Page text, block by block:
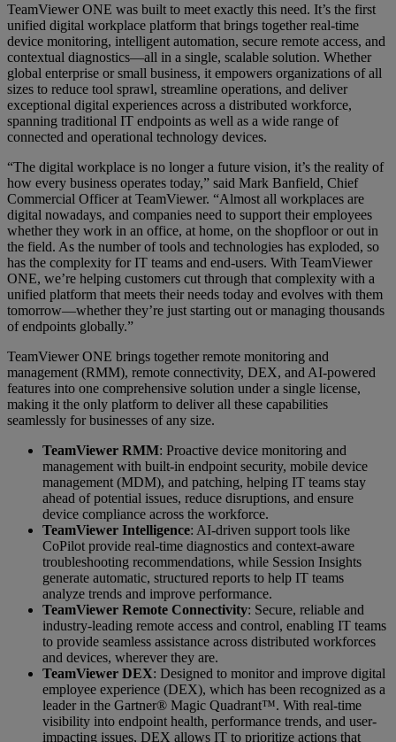
TeamViewer ONE was built to meet exactly this need. It’s the first
unified digital workplace platform that brings together real-time
device monitoring, intelligent automation, secure remote access, and
contextual diagnostics—all in a single, scalable solution. Whether
global enterprise or small business, it empowers organizations of all
sizes to reduce tool sprawl, streamline operations, and deliver
exceptional digital experiences across a distributed workforce,
spanning traditional IT endpoints as well as a wide range of
connected and operational technology devices.
“The digital workplace is no longer a future vision, it’s the reality of
how every business operates today,” said Mark Banfield, Chief
Commercial Officer at TeamViewer. “Almost all workplaces are
digital nowadays, and companies need to support their employees
whether they work in an office, at home, on the shopfloor or out in
the field. As the number of tools and technologies has exploded, so
has the complexity for IT teams and end-users. With TeamViewer
ONE, we’re helping customers cut through that complexity with a
unified platform that meets their needs today and evolves with them
tomorrow—whether they’re just starting out or managing thousands
of endpoints globally.”
TeamViewer ONE brings together remote monitoring and
management (RMM), remote connectivity, DEX, and AI-powered
features into one comprehensive solution under a single license,
making it the only platform to deliver all these capabilities
seamlessly for businesses of any size.
TeamViewer RMM: Proactive device monitoring and
management with built-in endpoint security, mobile device
management (MDM), and patching, helping IT teams stay
ahead of potential issues, reduce disruptions, and ensure
device compliance across the workforce.
TeamViewer Intelligence: AI-driven support tools like
CoPilot provide real-time diagnostics and context-aware
troubleshooting recommendations, while Session Insights
generate automatic, structured reports to help IT teams
analyze trends and improve performance.
TeamViewer Remote Connectivity: Secure, reliable and
industry-leading remote access and control, enabling IT teams
to provide seamless assistance across distributed workforces
and devices, wherever they are.
TeamViewer DEX: Designed to monitor and improve digital
employee experience (DEX), which has been recognized as a
leader in the Gartner® Magic Quadrant™. With real-time
visibility into endpoint health, performance trends, and user-
impacting issues, DEX allows IT to prioritize actions that